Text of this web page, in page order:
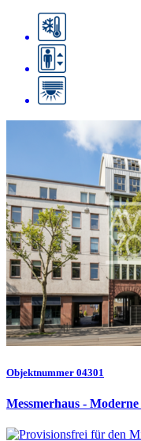
Objektnummer 04301
Messmerhaus -